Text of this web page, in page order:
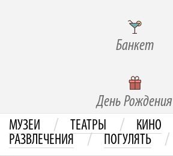
Банкет
День Рождения
МУЗЕИ / ТЕАТРЫ / КИНО
РАЗВЛЕЧЕНИЯ / ПОГУЛЯТЬ /